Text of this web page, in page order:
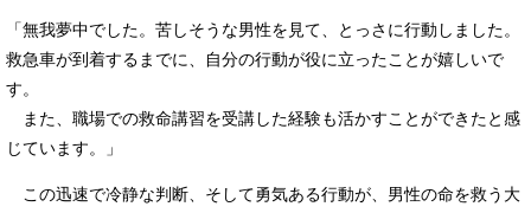
「無我夢中でした。苦しそうな男性を見て、とっさに行動しました。
救急車が到着するまでに、自分の行動が役に立ったことが嬉しいで
す。
また、職場での救命講習を受講した経験も活かすことができたと感
じています。」
この迅速で冷静な判断、そして勇気ある行動が、男性の命を救う大